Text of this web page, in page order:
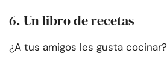
6. Un libro de recetas
¿A tus amigos les gusta cocinar?